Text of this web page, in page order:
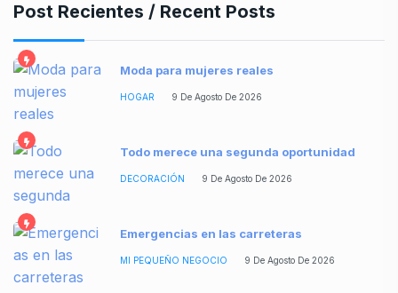
Post Recientes / Recent Posts
Moda para mujeres reales
HOGAR 9 De Agosto De 2026
Todo merece una segunda oportunidad
DECORACIÓN 9 De Agosto De 2026
Emergencias en las carreteras
MI PEQUEÑO NEGOCIO 9 De Agosto De 2026